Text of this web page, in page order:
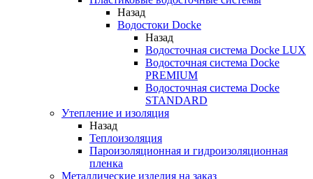
Назад
Водостоки Docke
Назад
Водосточная система Docke LUX
Водосточная система Docke
PREMIUM
Водосточная система Docke
STANDARD
Утепление и изоляция
Назад
Теплоизоляция
Пароизоляционная и гидроизоляционная
пленка
Металлические изделия на заказ